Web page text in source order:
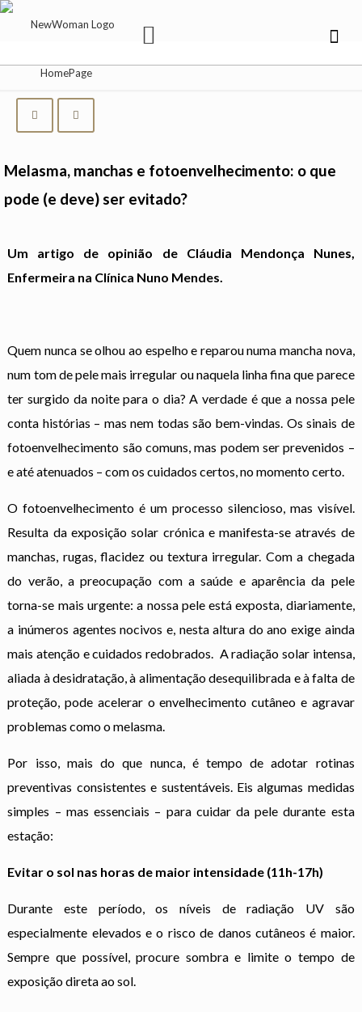
Melasma, manchas e fotoenvelhecimento: o que
pode (e deve) ser evitado?
Um artigo de opinião de Cláudia Mendonça Nunes,
Enfermeira na Clínica Nuno Mendes.
Quem nunca se olhou ao espelho e reparou numa mancha nova,
num tom de pele mais irregular ou naquela linha fina que parece
ter surgido da noite para o dia? A verdade é que a nossa pele
conta histórias – mas nem todas são bem-vindas. Os sinais de
fotoenvelhecimento são comuns, mas podem ser prevenidos –
e até atenuados – com os cuidados certos, no momento certo.
O fotoenvelhecimento é um processo silencioso, mas visível.
Resulta da exposição solar crónica e manifesta-se através de
manchas, rugas, flacidez ou textura irregular. Com a chegada
do verão, a preocupação com a saúde e aparência da pele
torna-se mais urgente: a nossa pele está exposta, diariamente,
a inúmeros agentes nocivos e, nesta altura do ano exige ainda
mais atenção e cuidados redobrados. A radiação solar intensa,
aliada à desidratação, à alimentação desequilibrada e à falta de
proteção, pode acelerar o envelhecimento cutâneo e agravar
problemas como o melasma.
Por isso, mais do que nunca, é tempo de adotar rotinas
preventivas consistentes e sustentáveis. Eis algumas medidas
simples – mas essenciais – para cuidar da pele durante esta
estação:
Evitar o sol nas horas de maior intensidade (11h-17h)
Durante este período, os níveis de radiação UV são
especialmente elevados e o risco de danos cutâneos é maior.
Sempre que possível, procure sombra e limite o tempo de
exposição direta ao sol.